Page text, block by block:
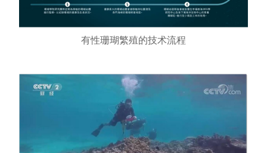
有性珊瑚繁殖的技术流程